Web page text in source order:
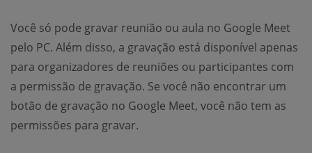
Você só pode gravar reunião ou aula no Google Meet
pelo PC. Além disso, a gravação está disponível apenas
para organizadores de reuniões ou participantes com
a permissão de gravação. Se você não encontrar um
botão de gravação no Google Meet, você não tem as
permissões para gravar.